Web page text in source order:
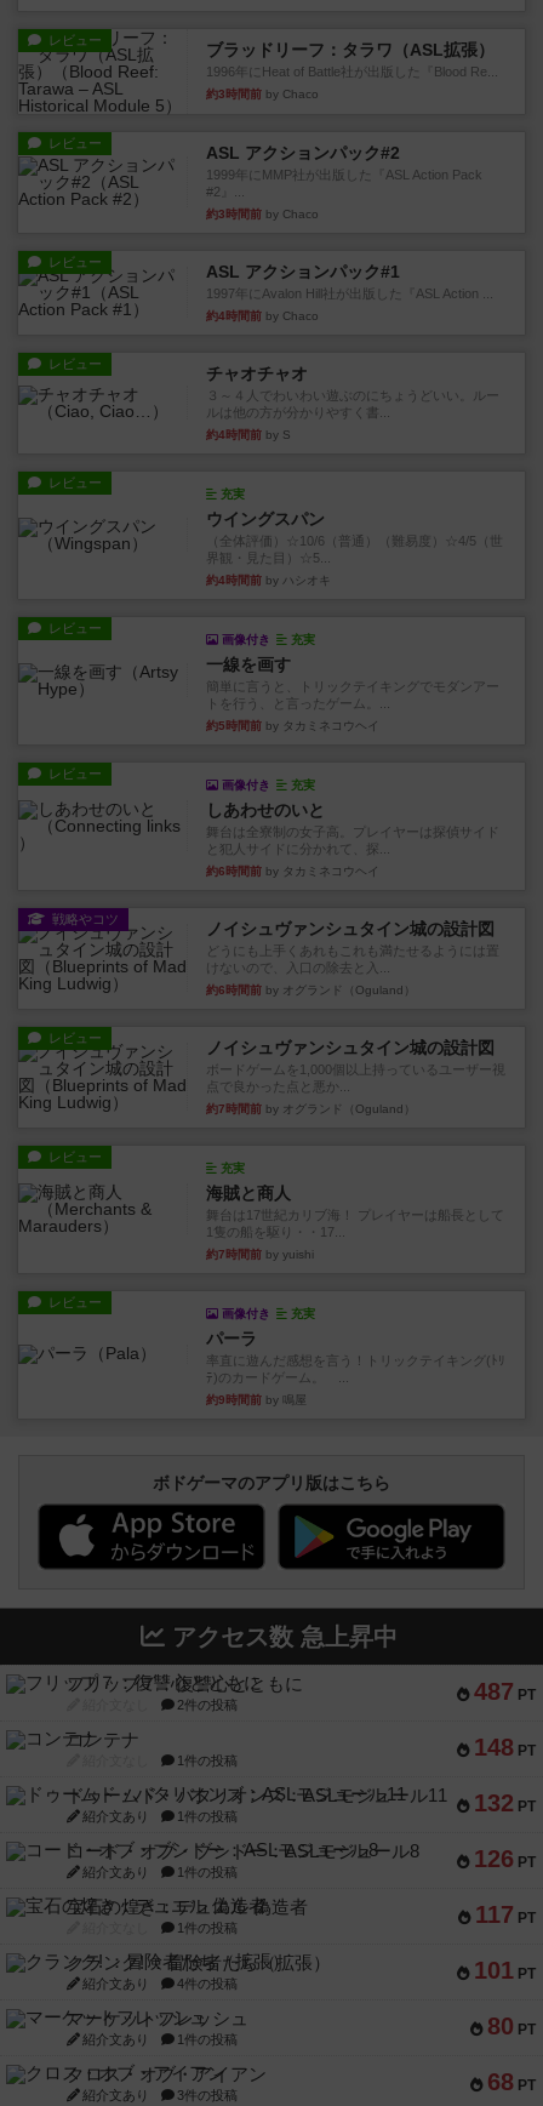
レビュー
ブラッドリーフ：タラワ（ASL拡張）
1996年にHeat of Battle社が出版した『Blood Re...
約3時間前 by Chaco
レビュー ASL アクションパック#2
1999年にMMP社が出版した『ASL Action Pack
#2』...
約3時間前 by Chaco
レビュー ASL アクションパック#1
1997年にAvalon Hill社が出版した『ASL Action ...
約4時間前 by Chaco
レビュー チャオチャオ
３～４人でわいわい遊ぶのにちょうどいい。ルー
ルは他の方が分かりやすく書...
約4時間前 by S
レビュー
充実
ウイングスパン
（全体評価）☆10/6（普通）（難易度）☆4/5（世
界観・見た目）☆5...
約4時間前 by ハシオキ
レビュー
画像付き 充実
一線を画す
簡単に言うと、トリックテイキングでモダンアー
トを行う、と言ったゲーム。...
約5時間前 by タカミネコウヘイ
レビュー
画像付き 充実
しあわせのいと
舞台は全寮制の女子高。プレイヤーは探偵サイド
と犯人サイドに分かれて、探...
約6時間前 by タカミネコウヘイ
戦略やコツ ノイシュヴァンシュタイン城の設計図
どうにも上手くあれもこれも満たせるようには置
けないので、入口の除去と入...
約6時間前 by オグランド（Oguland）
レビュー ノイシュヴァンシュタイン城の設計図
ボードゲームを1,000個以上持っているユーザー視
点で良かった点と悪か...
約7時間前 by オグランド（Oguland）
レビュー
充実
海賊と商人
舞台は17世紀カリブ海！ プレイヤーは船長として
1隻の船を駆り・・17...
約7時間前 by yuishi
レビュー
画像付き 充実
パーラ
率直に遊んだ感想を言う！トリックテイキング(ﾄﾘ
ﾃ)のカードゲーム。 ...
約9時間前 by 鳴屋
ボドゲーマのアプリ版はこちら
アクセス数 急上昇中
487 PT
フリップ７：復讐心とともに
2件の投稿
148 PT
コンテナ
1件の投稿
132 PT
ドゥームド・バタリオンズ：ASLモジュール11
紹介文あり 1件の投稿
126 PT
コード・オブ・ブシドー：ASLモジュール8
紹介文あり 1件の投稿
117 PT
宝石の煌き：デュエル 偽造者
1件の投稿
101 PT
クランク! ：冒険者たち（拡張）
紹介文あり 4件の投稿
80 PT
マーケットフレッシュ
紹介文あり 1件の投稿
68 PT
クロス・オブ・アイアン
紹介文あり 3件の投稿